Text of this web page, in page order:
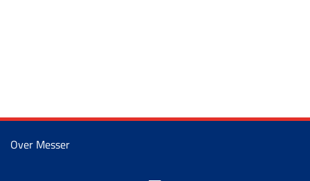
Over Messer